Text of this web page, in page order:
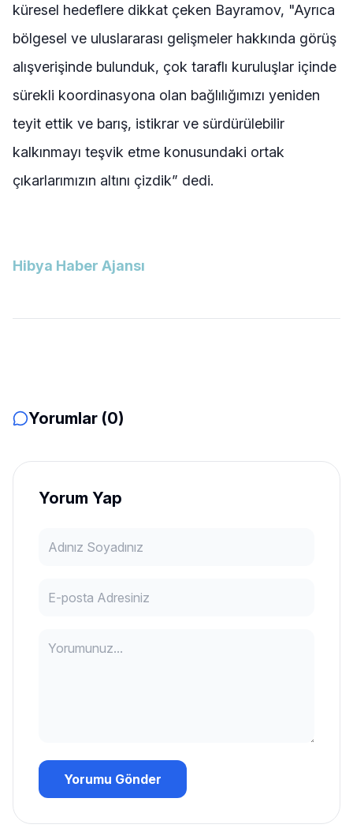
küresel hedeflere dikkat çeken Bayramov, "Ayrıca
bölgesel ve uluslararası gelişmeler hakkında görüş
alışverişinde bulunduk, çok taraflı kuruluşlar içinde
sürekli koordinasyona olan bağlılığımızı yeniden
teyit ettik ve barış, istikrar ve sürdürülebilir
kalkınmayı teşvik etme konusundaki ortak
çıkarlarımızın altını çizdik” dedi.
Hibya Haber Ajansı
Yorumlar (0)
Yorum Yap
Yorumu Gönder